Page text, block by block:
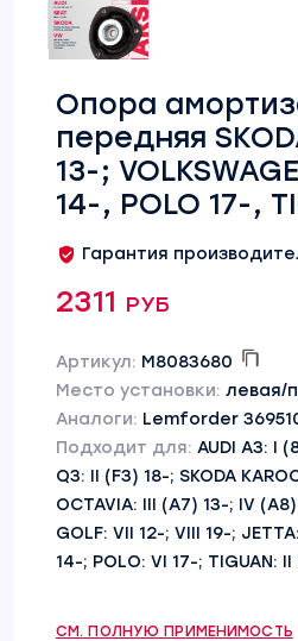
Опора
передняя
13-;
14-, POLO 17-,
Гарантия
2311 руб
Артикул: M8083680
Место установки: левая/
Аналоги: Lemforder
Подходит для: AUDI A3: I
Q3: II (F3) 18-; SKODA
OCTAVIA: III (A7) 13-; IV (A8)
GOLF: VII 12-; VIII 19-;
14-; POLO: VI 17-; TIGUAN: II
СМ. ПОЛНУЮ ПРИМЕНИМОСТЬ